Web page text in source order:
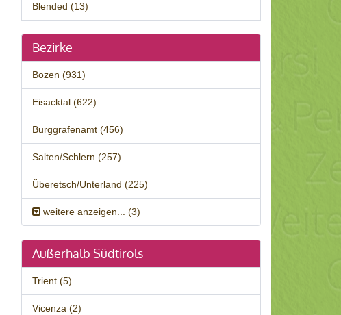
Blended (13)
Bezirke
Bozen (931)
Eisacktal (622)
Burggrafenamt (456)
Salten/Schlern (257)
Überetsch/Unterland (225)
weitere anzeigen... (3)
Außerhalb Südtirols
Trient (5)
Vicenza (2)